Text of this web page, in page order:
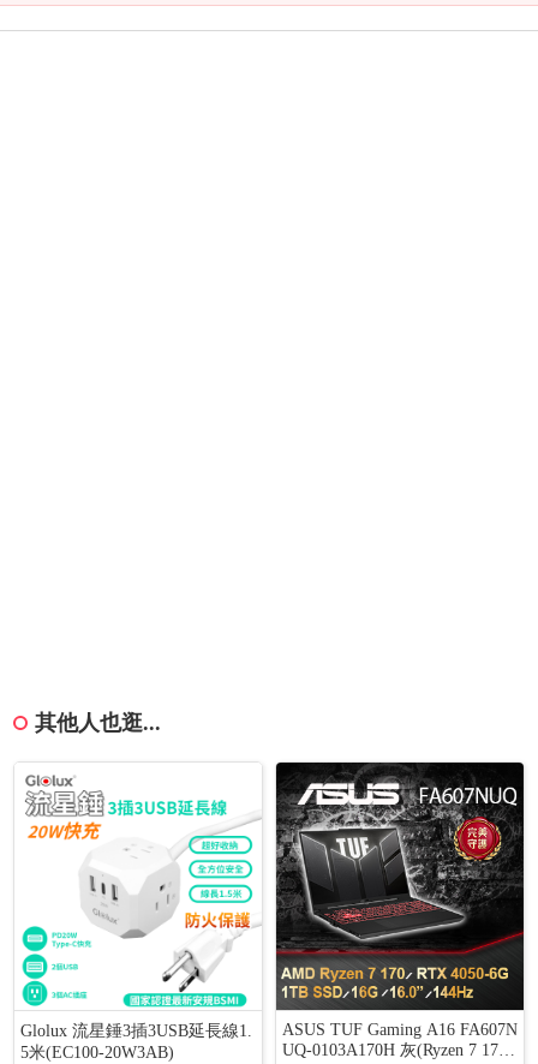
其他人也逛...
Glolux 流星錘3插3USB延長線1.
5米(EC100-20W3AB)
ASUS TUF Gaming A16 FA607N
UQ-0103A170H 灰(Ryzen 7 170/